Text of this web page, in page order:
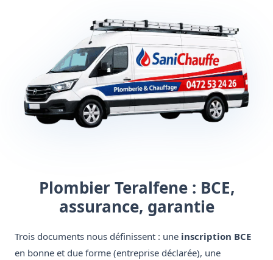
Plombier Teralfene : BCE,
assurance, garantie
Trois documents nous définissent : une inscription BCE
en bonne et due forme (entreprise déclarée), une